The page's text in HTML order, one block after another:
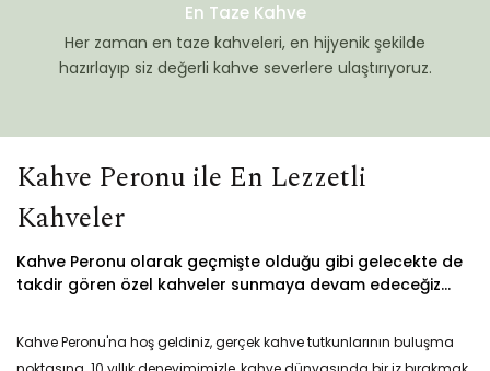
En Taze Kahve
Her zaman en taze kahveleri, en hijyenik şekilde
hazırlayıp siz değerli kahve severlere ulaştırıyoruz.
Kahve Peronu ile En Lezzetli
Kahveler
Kahve Peronu olarak geçmişte olduğu gibi gelecekte de
takdir gören özel kahveler sunmaya devam edeceğiz...
Kahve Peronu'na hoş geldiniz, gerçek kahve tutkunlarının buluşma